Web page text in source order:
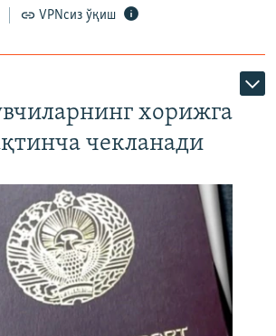
VPNсиз ўқиш
хорижга
чекланади